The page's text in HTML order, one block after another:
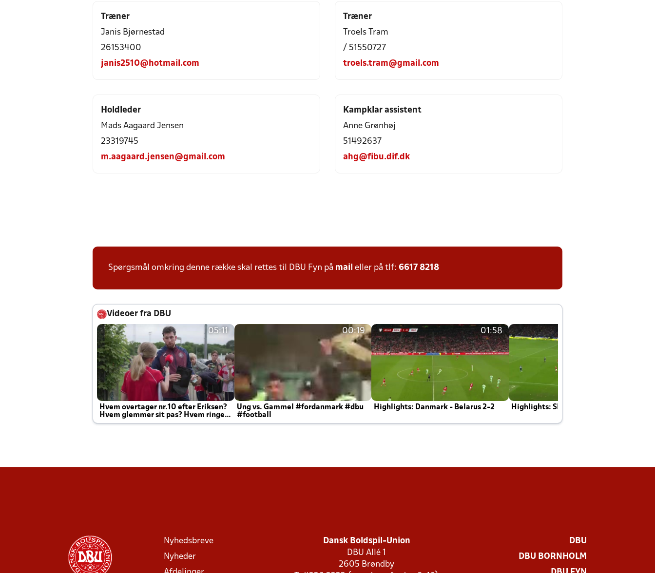
Træner
Janis Bjørnestad
26153400
janis2510@hotmail.com
Træner
Troels Tram
/ 51550727
troels.tram@gmail.com
Holdleder
Mads Aagaard Jensen
23319745
m.aagaard.jensen@gmail.com
Kampklar assistent
Anne Grønhøj
51492637
ahg@fibu.dif.dk
Spørgsmål omkring denne række skal rettes til DBU Fyn på mail eller på tlf: 6617 8218
Videoer fra DBU
05:11
Hvem overtager nr.10 efter Eriksen?
Hvem glemmer sit pas? Hvem ringer
Joachim altid til efter kampe?
00:19
Ung vs. Gammel #fordanmark #dbu
#football
01:58
Highlights: Danmark - Belarus 2-2 Highlights: Skotland - Danmark 4-2
Nyhedsbreve
Nyheder
Dansk Boldspil-Union
DBU Allé 1
2605 Brøndby
DBU
DBU BORNHOLM